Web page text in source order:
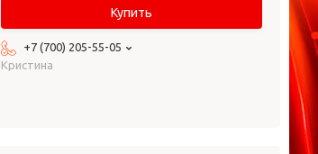
Купить
+7 (700) 205-55-05
Кристина